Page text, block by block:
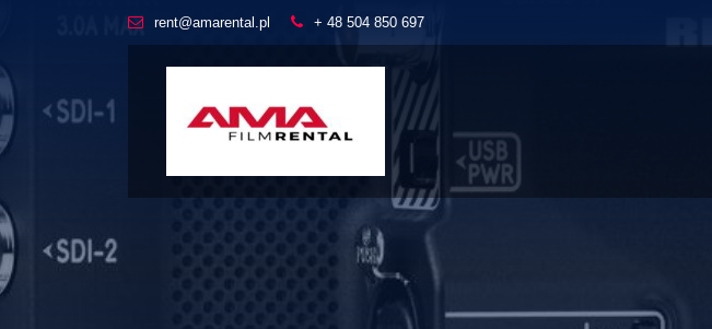
rent@amarental.pl + 48 504 850 697